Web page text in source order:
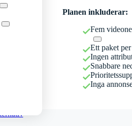
Planen inkluderar:
Fem
Ett paket
Ingen
Snabbare
Inga